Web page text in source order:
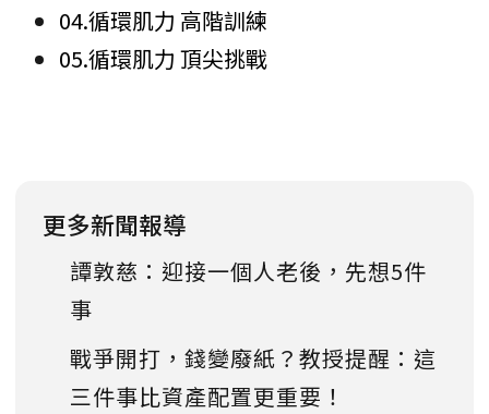
04.循環肌力 高階訓練
05.循環肌力 頂尖挑戰
更多新聞報導
譚敦慈：迎接一個人老後，先想5件
事
戰爭開打，錢變廢紙？教授提醒：這
三件事比資產配置更重要！